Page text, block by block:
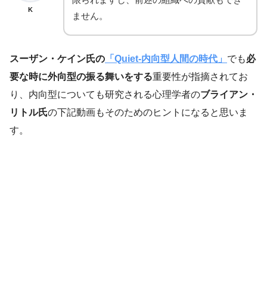
K
ません。
スーザン・ケイン氏の 「Quiet-内向型人間の時代」 でも必
要な時に外向型の振る舞いをする重要性が指摘されてお
り、内向型についても研究される心理学者のブライアン・
リトル氏の下記動画もそのためのヒントになると思いま
す。